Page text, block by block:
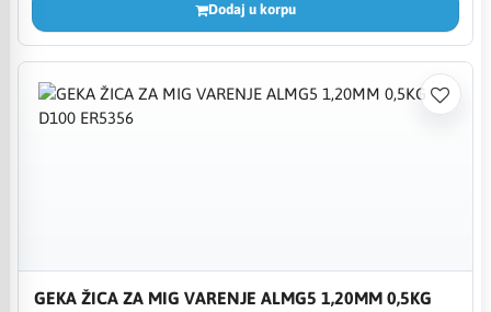
Dodaj u korpu
GEKA ŽICA ZA MIG VARENJE ALMG5 1,20MM 0,5KG